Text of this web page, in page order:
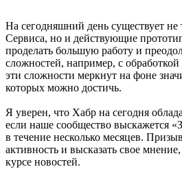
На сегодняшний день существует не
Сервиса, но и действующие
проделать большую работу и
сложностей, например, с
эти сложности меркнут на фоне
которых можно достичь.
Я уверен, что Хабр на сегодня
если наше сообщество выскажется
в течение несколько месяцев.
активность и высказать свое
курсе новостей.